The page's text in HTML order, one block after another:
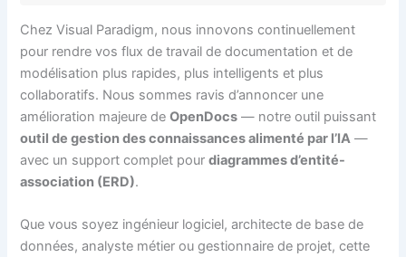
Chez Visual Paradigm, nous innovons continuellement
pour rendre vos flux de travail de documentation et de
modélisation plus rapides, plus intelligents et plus
collaboratifs. Nous sommes ravis d’annoncer une
amélioration majeure deOpenDocs — notre outil puissant
outil de gestion des connaissances alimenté par l’IA —
avec un support complet pourdiagrammes d’entité-
association (ERD).
Que vous soyez ingénieur logiciel, architecte de base de
données, analyste métier ou gestionnaire de projet, cette